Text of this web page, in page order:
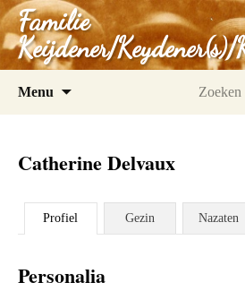
Familie
Keijdener/Keydener(s)/
Menu
Catherine Delvaux
Profiel Gezin Nazaten
Personalia